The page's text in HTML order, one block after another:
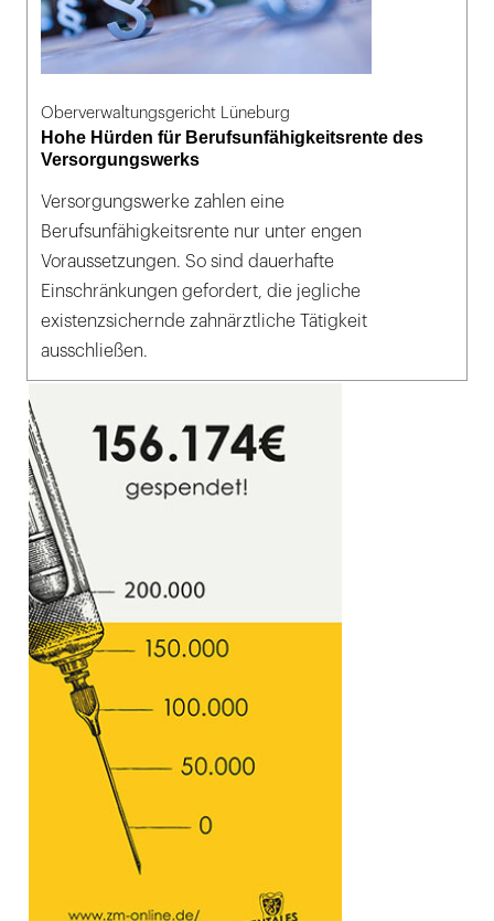
Oberverwaltungsgericht Lüneburg
Hohe Hürden für Berufsunfähigkeitsrente des
Versorgungswerks
Versorgungswerke zahlen eine
Berufsunfähigkeitsrente nur unter engen
Voraussetzungen. So sind dauerhafte
Einschränkungen gefordert, die jegliche
existenzsichernde zahnärztliche Tätigkeit
ausschließen.